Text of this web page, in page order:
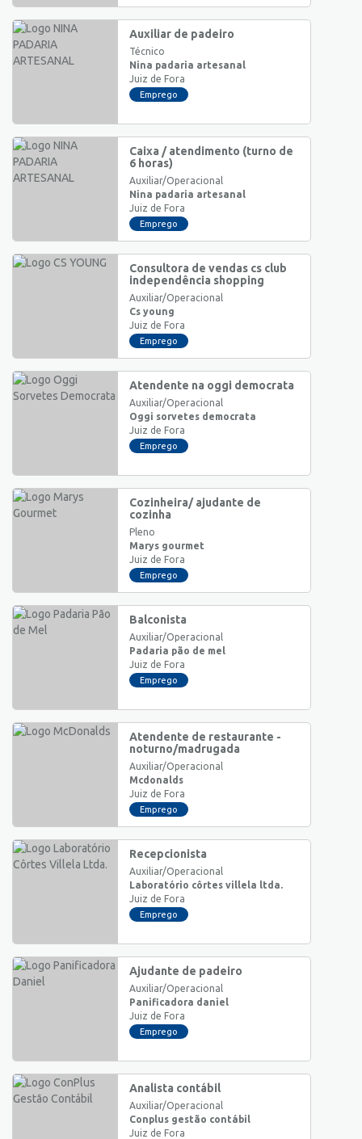
Auxiliar de padeiro
Técnico
Nina padaria artesanal
Juiz de Fora
Emprego
Caixa / atendimento (turno de
6 horas)
Auxiliar/Operacional
Nina padaria artesanal
Juiz de Fora
Emprego
Consultora de vendas cs club
independência shopping
Auxiliar/Operacional
Cs young
Juiz de Fora
Emprego
Atendente na oggi democrata
Auxiliar/Operacional
Oggi sorvetes democrata
Juiz de Fora
Emprego
Cozinheira/ ajudante de
cozinha
Pleno
Marys gourmet
Juiz de Fora
Emprego
Balconista
Auxiliar/Operacional
Padaria pão de mel
Juiz de Fora
Emprego
Atendente de restaurante -
noturno/madrugada
Auxiliar/Operacional
Mcdonalds
Juiz de Fora
Emprego
Recepcionista
Auxiliar/Operacional
Laboratório côrtes villela ltda.
Juiz de Fora
Emprego
Ajudante de padeiro
Auxiliar/Operacional
Panificadora daniel
Juiz de Fora
Emprego
Analista contábil
Auxiliar/Operacional
Conplus gestão contábil
Juiz de Fora